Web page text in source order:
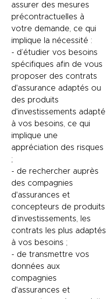
assurer des mesures
précontractuelles à
votre demande, ce qui
implique la nécessité :
- d’étudier vos besoins
spécifiques afin de vous
proposer des contrats
d'assurance adaptés ou
des produits
d'investissements adapté
à vos besoins, ce qui
implique une
appréciation des risques
;
- de rechercher auprès
des compagnies
d'assurances et
concepteurs de produits
d’investissements, les
contrats les plus adaptés
à vos besoins ;
- de transmettre vos
données aux
compagnies
d'assurances et